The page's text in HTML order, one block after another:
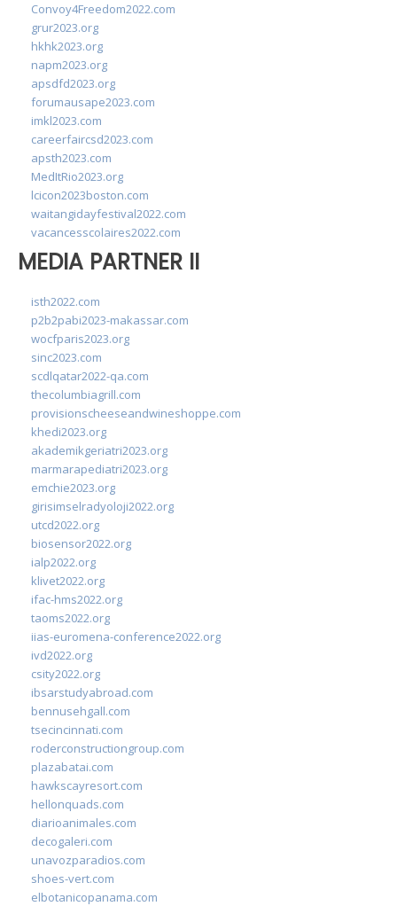
Convoy4Freedom2022.com
grur2023.org
hkhk2023.org
napm2023.org
apsdfd2023.org
forumausape2023.com
imkl2023.com
careerfaircsd2023.com
apsth2023.com
MedItRio2023.org
lcicon2023boston.com
waitangidayfestival2022.com
vacancesscolaires2022.com
MEDIA PARTNER II
isth2022.com
p2b2pabi2023-makassar.com
wocfparis2023.org
sinc2023.com
scdlqatar2022-qa.com
thecolumbiagrill.com
provisionscheeseandwineshoppe.com
khedi2023.org
akademikgeriatri2023.org
marmarapediatri2023.org
emchie2023.org
girisimselradyoloji2022.org
utcd2022.org
biosensor2022.org
ialp2022.org
klivet2022.org
ifac-hms2022.org
taoms2022.org
iias-euromena-conference2022.org
ivd2022.org
csity2022.org
ibsarstudyabroad.com
bennusehgall.com
tsecincinnati.com
roderconstructiongroup.com
plazabatai.com
hawkscayresort.com
hellonquads.com
diarioanimales.com
decogaleri.com
unavozparadios.com
shoes-vert.com
elbotanicopanama.com